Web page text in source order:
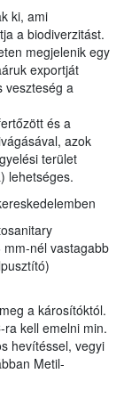
ki, ami
a biodiverzitást.
megjelenik egy
exportját
veszteség a
és a
azok
terület
lehetséges.
nél vastagabb
a károsítóktól.
kell emelni min.
hevítéssel, vegyi
Metil-